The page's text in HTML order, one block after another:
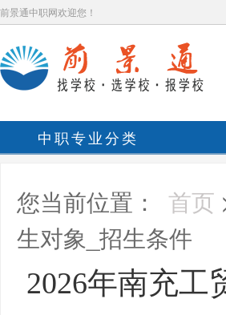
前景通中职网欢迎您！
中职专业分类
您当前位置： 首页
生对象_招生条件
2026年南充工